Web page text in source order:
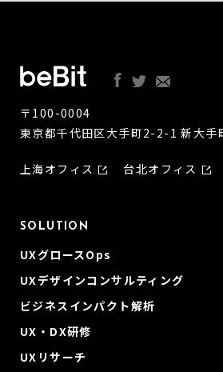
〒100-0004
東京都千代田区大手町2-2-1 新大手
上海オフィス 台北オフィス
SOLUTION
UXグロースOps
UXデザインコンサルティング
ビジネスインパクト解析
UX・DX研修
UXリサーチ